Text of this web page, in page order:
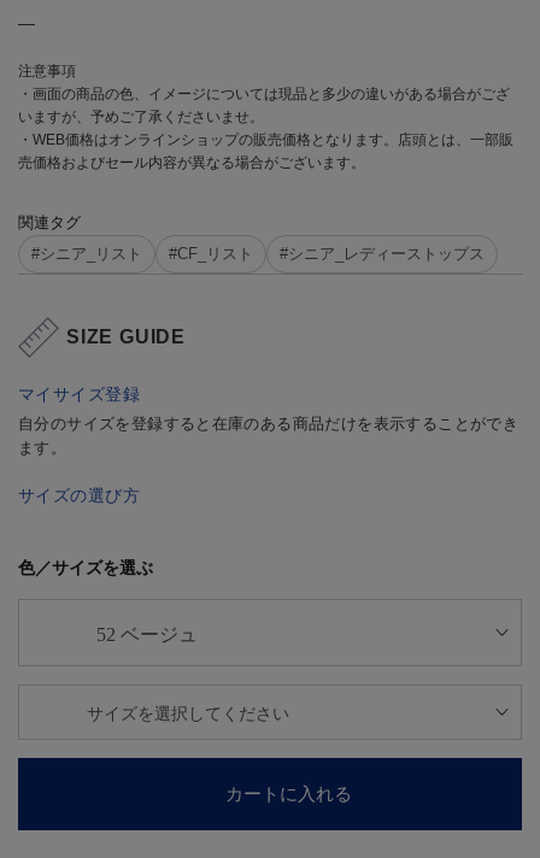
―
注意事項
・画面の商品の色、イメージについては現品と多少の違いがある場合がござ
いますが、予めご了承くださいませ。
・WEB価格はオンラインショップの販売価格となります。店頭とは、一部販
売価格およびセール内容が異なる場合がございます。
関連タグ
#シニア_リスト
#CF_リスト #シニア_レディーストップス
SIZE GUIDE
マイサイズ登録
自分のサイズを登録すると在庫のある商品だけを表示することができ
ます。
サイズの選び方
色／サイズを選ぶ
カートに入れる